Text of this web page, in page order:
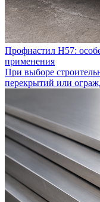
Профнастил Н57:
применения
При выборе
перекрытий или